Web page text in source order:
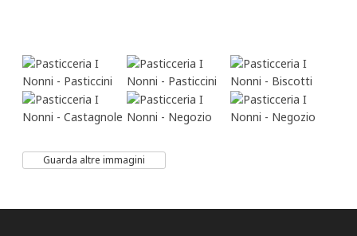
Guarda altre immagini